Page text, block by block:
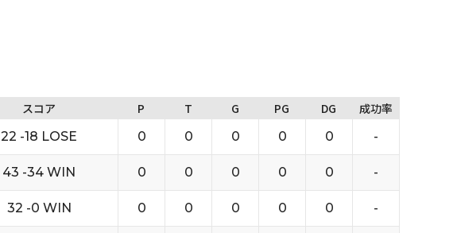
スコア P T G PG DG 成功率
22 -18 LOSE 0 0 0 0 0 -
43 -34 WIN 0 0 0 0 0 -
32 -0 WIN 0 0 0 0 0 -